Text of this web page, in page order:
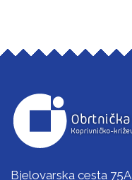
Bjelovarska cesta 75A,